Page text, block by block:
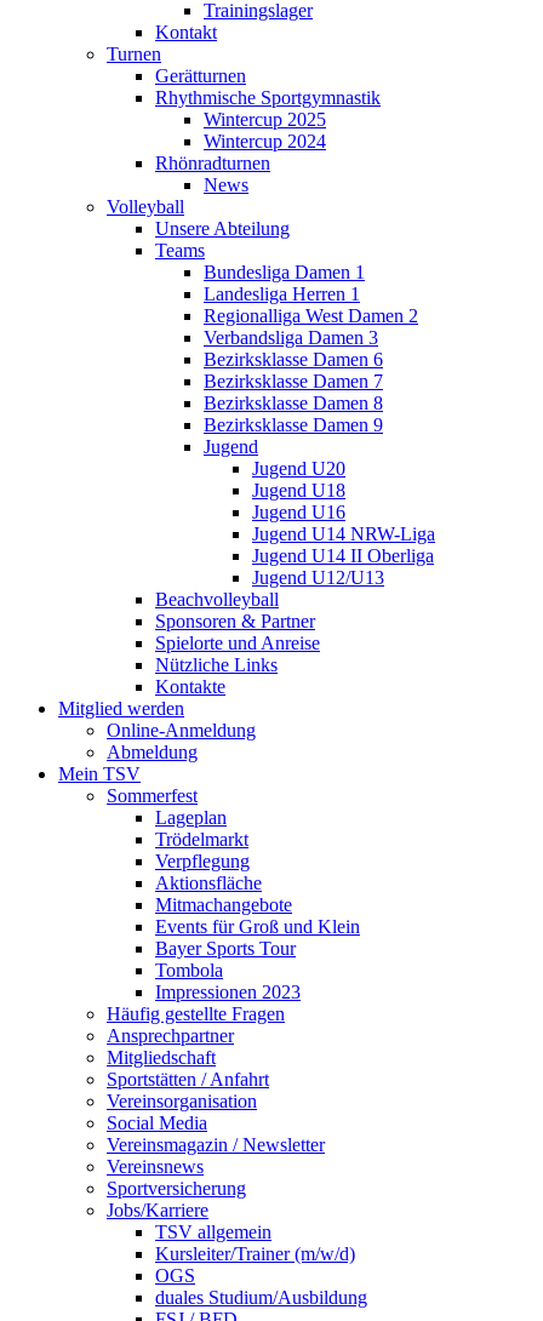
Trainingslager
Kontakt
Turnen
Gerätturnen
Rhythmische Sportgymnastik
Wintercup 2025
Wintercup 2024
Rhönradturnen
News
Volleyball
Unsere Abteilung
Teams
Bundesliga Damen 1
Landesliga Herren 1
Regionalliga West Damen 2
Verbandsliga Damen 3
Bezirksklasse Damen 6
Bezirksklasse Damen 7
Bezirksklasse Damen 8
Bezirksklasse Damen 9
Jugend
Jugend U20
Jugend U18
Jugend U16
Jugend U14 NRW-Liga
Jugend U14 II Oberliga
Jugend U12/U13
Beachvolleyball
Sponsoren & Partner
Spielorte und Anreise
Nützliche Links
Kontakte
Mitglied werden
Online-Anmeldung
Abmeldung
Mein TSV
Sommerfest
Lageplan
Trödelmarkt
Verpflegung
Aktionsfläche
Mitmachangebote
Events für Groß und Klein
Bayer Sports Tour
Tombola
Impressionen 2023
Häufig gestellte Fragen
Ansprechpartner
Mitgliedschaft
Sportstätten / Anfahrt
Vereinsorganisation
Social Media
Vereinsmagazin / Newsletter
Vereinsnews
Sportversicherung
Jobs/Karriere
TSV allgemein
Kursleiter/Trainer (m/w/d)
OGS
duales Studium/Ausbildung